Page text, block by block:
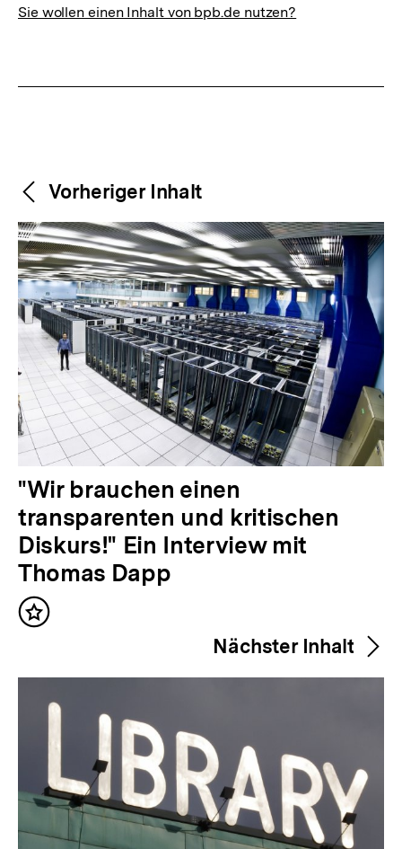
Sie wollen einen Inhalt von bpb.de nutzen?
Weitere
Inhalte
Content-
Navigation
Vorheriger Inhalt
V
o
r
h
e
r
g
n
h
"Wir brauchen einen
transparenten und kritischen
Diskurs!" Ein Interview mit
Thomas Dapp
Inhalt
Nächster Inhalt